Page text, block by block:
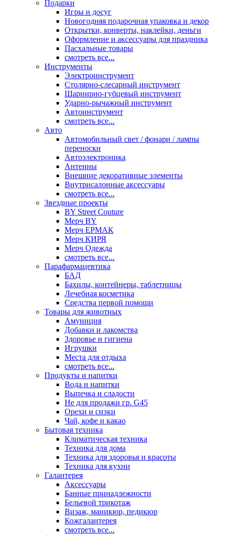
Подарки
Игры и досуг
Новогодняя подарочная упаковка и декор
Открытки, конверты, наклейки, деньги
Оформление и аксессуары для праздника
Пасхальные товары
смотреть все...
Инструменты
Электроинструмент
Столярно-слесарный инструмент
Шарнирно-губцевый инструмент
Ударно-рычажный инструмент
Автоинструмент
смотреть все...
Авто
Автомобильный свет / фонари / лампы
переноски
Автоэлектроника
Антенны
Внешние декоративные элементы
Внутрисалонные аксессуары
смотреть все...
Звездные проекты
BY Street Couture
Мерч BY
Мерч ЕРМАК
Мерч КИРЯ
Мерч Одежда
смотреть все...
Парафармацевтика
БАД
Бахилы, контейнеры, таблетницы
Лечебная косметика
Средства первой помощи
Товары для животных
Амуниция
Добавки и лакомства
Здоровье и гигиена
Игрушки
Места для отдыха
смотреть все...
Продукты и напитки
Вода и напитки
Выпечка и сладости
Не для продажи гр. G45
Орехи и снэки
Чай, кофе и какао
Бытовая техника
Климатическая техника
Техника для дома
Техника для здоровья и красоты
Техника для кухни
Галантерея
Аксессуары
Банные принадлежности
Бельевой трикотаж
Визаж, маникюр, педикюр
Кожгалантерея
смотреть все...